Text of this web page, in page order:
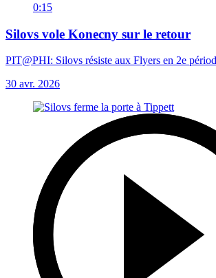
0:15
Silovs vole Konecny sur le retour
PIT@PHI: Silovs résiste aux Flyers en 2e
30 avr. 2026